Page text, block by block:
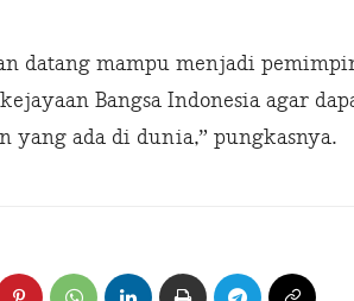
datang mampu menjadi
Bangsa Indonesia agar
yang ada di dunia,” pungkasnya.